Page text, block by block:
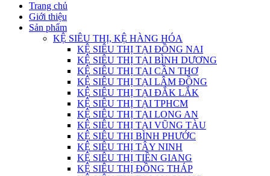
Trang chủ
Giới thiệu
Sản phẩm
KỆ SIÊU THỊ, KỆ HÀNG HÓA
KỆ SIÊU THỊ TẠI ĐỒNG NAI
KỆ SIÊU THỊ TẠI BÌNH DƯƠNG
KỆ SIÊU THỊ TẠI CẦN THƠ
KỆ SIÊU THỊ TẠI LÂM ĐỒNG
KỆ SIÊU THỊ TẠI ĐẮK LẮK
KỆ SIÊU THỊ TẠI TPHCM
KỆ SIÊU THỊ TẠI LONG AN
KỆ SIÊU THỊ TẠI VŨNG TÀU
KỆ SIÊU THỊ BÌNH PHƯỚC
KỆ SIÊU THỊ TÂY NINH
KỆ SIÊU THỊ TIỀN GIANG
KỆ SIÊU THỊ ĐỒNG THÁP